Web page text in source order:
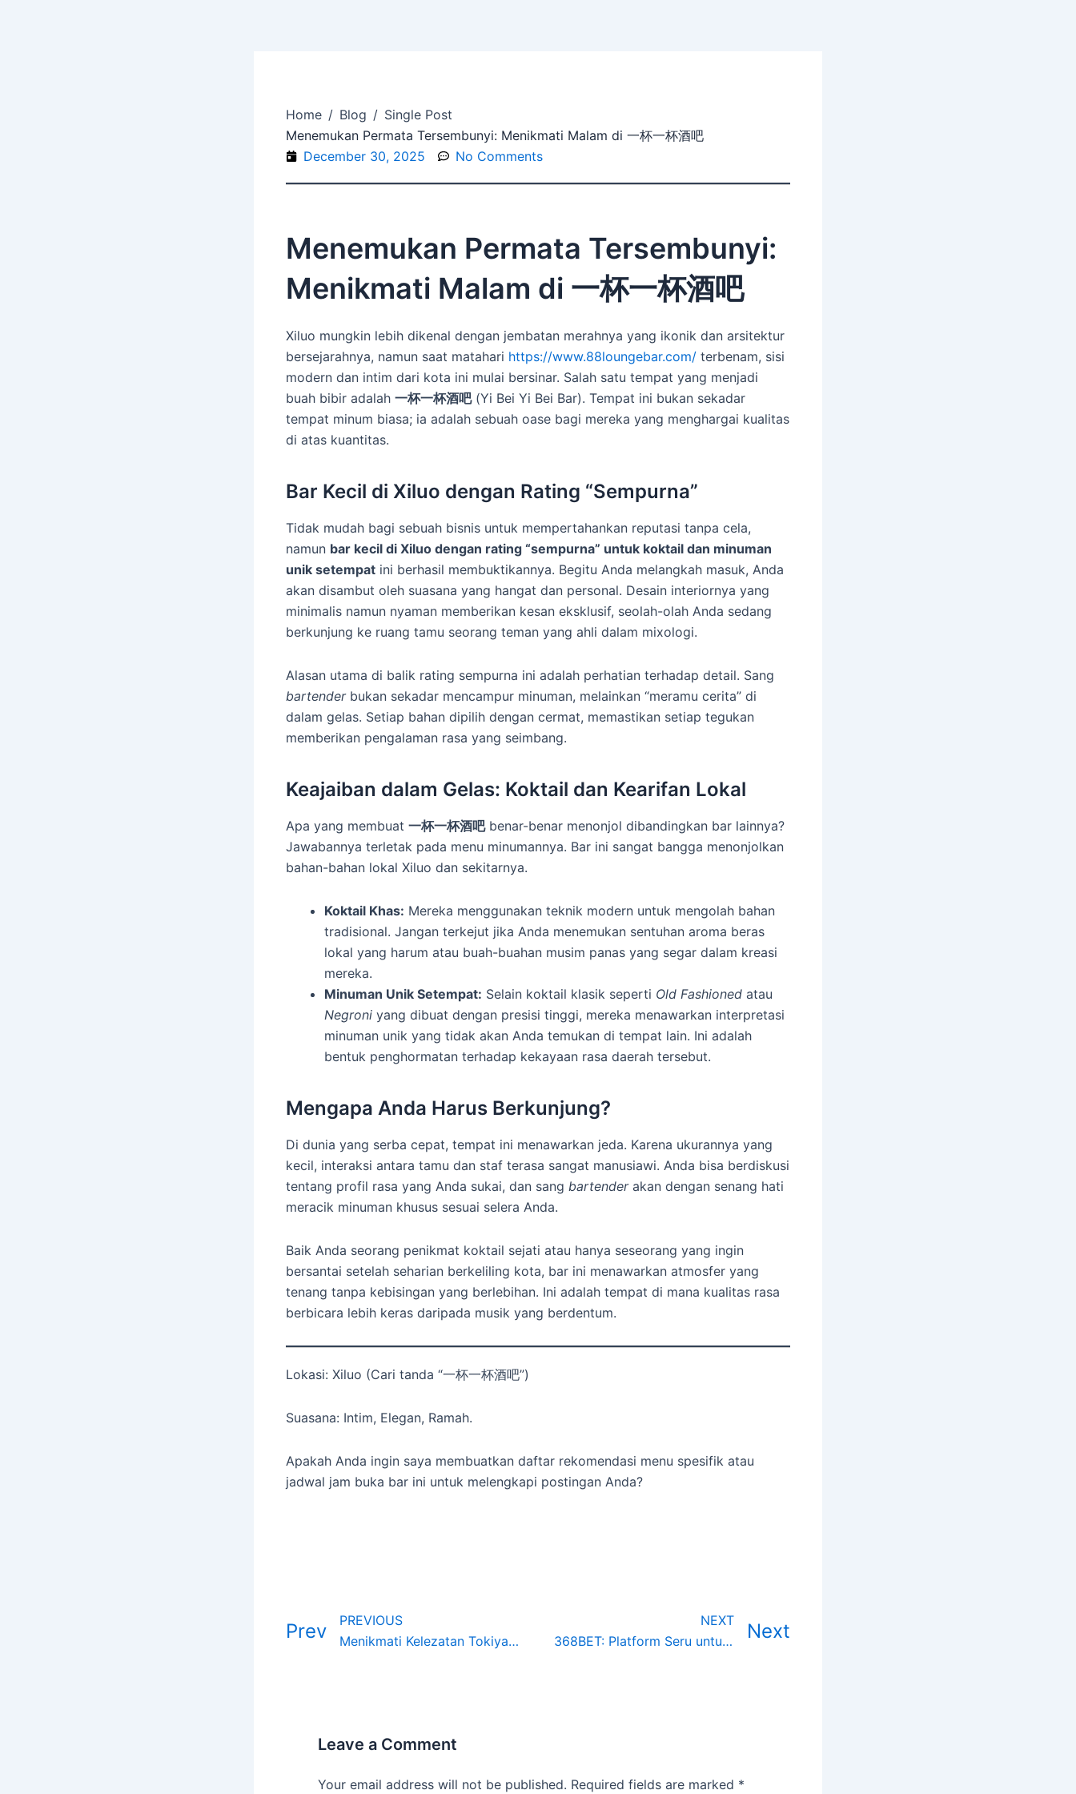
Home / Blog / Single Post
Menemukan Permata Tersembunyi: Menikmati Malam di 一杯一杯酒吧
December 30, 2025
No Comments
Menemukan Permata Tersembunyi:
Menikmati Malam di 一杯一杯酒吧
Xiluo mungkin lebih dikenal dengan jembatan merahnya yang ikonik dan arsitektur
bersejarahnya, namun saat matahari https://www.88loungebar.com/ terbenam, sisi
modern dan intim dari kota ini mulai bersinar. Salah satu tempat yang menjadi
buah bibir adalah 一杯一杯酒吧(Yi Bei Yi Bei Bar). Tempat ini bukan sekadar
tempat minum biasa; ia adalah sebuah oase bagi mereka yang menghargai kualitas
di atas kuantitas.
Bar Kecil di Xiluo dengan Rating “Sempurna”
Tidak mudah bagi sebuah bisnis untuk mempertahankan reputasi tanpa cela,
namun bar kecil di Xiluo dengan rating “sempurna” untuk koktail dan minuman
unik setempat ini berhasil membuktikannya. Begitu Anda melangkah masuk, Anda
akan disambut oleh suasana yang hangat dan personal. Desain interiornya yang
minimalis namun nyaman memberikan kesan eksklusif, seolah-olah Anda sedang
berkunjung ke ruang tamu seorang teman yang ahli dalam mixologi.
Alasan utama di balik rating sempurna ini adalah perhatian terhadap detail. Sang
bartenderbukan sekadar mencampur minuman, melainkan “meramu cerita” di
dalam gelas. Setiap bahan dipilih dengan cermat, memastikan setiap tegukan
memberikan pengalaman rasa yang seimbang.
Keajaiban dalam Gelas: Koktail dan Kearifan Lokal
Apa yang membuat 一杯一杯酒吧benar-benar menonjol dibandingkan bar lainnya?
Jawabannya terletak pada menu minumannya. Bar ini sangat bangga menonjolkan
bahan-bahan lokal Xiluo dan sekitarnya.
Koktail Khas: Mereka menggunakan teknik modern untuk mengolah bahan
tradisional. Jangan terkejut jika Anda menemukan sentuhan aroma beras
lokal yang harum atau buah-buahan musim panas yang segar dalam kreasi
mereka.
Minuman Unik Setempat: Selain koktail klasik seperti Old Fashioned atau
Negroni yang dibuat dengan presisi tinggi, mereka menawarkan interpretasi
minuman unik yang tidak akan Anda temukan di tempat lain. Ini adalah
bentuk penghormatan terhadap kekayaan rasa daerah tersebut.
Mengapa Anda Harus Berkunjung?
Di dunia yang serba cepat, tempat ini menawarkan jeda. Karena ukurannya yang
kecil, interaksi antara tamu dan staf terasa sangat manusiawi. Anda bisa berdiskusi
tentang profil rasa yang Anda sukai, dan sang bartenderakan dengan senang hati
meracik minuman khusus sesuai selera Anda.
Baik Anda seorang penikmat koktail sejati atau hanya seseorang yang ingin
bersantai setelah seharian berkeliling kota, bar ini menawarkan atmosfer yang
tenang tanpa kebisingan yang berlebihan. Ini adalah tempat di mana kualitas rasa
berbicara lebih keras daripada musik yang berdentum.
Lokasi: Xiluo (Cari tanda “一杯一杯酒吧”)
Suasana: Intim, Elegan, Ramah.
Apakah Anda ingin saya membuatkan daftar rekomendasi menu spesifik atau
jadwal jam buka bar ini untuk melengkapi postingan Anda?
Prev
PREVIOUS
Menikmati Kelezatan Tokiya (陶板屋) Changhua Dongmin: Restoran Jepang dengan Menu Lengkap dan Review Bagus
NEXT
368BET: Platform Seru untuk Penggemar Judi Online
Next
Leave a Comment
Your email address will not be published. Required fields are marked *